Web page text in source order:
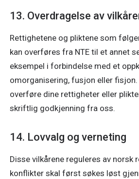
13. Overdragelse av
Rettighetene og pliktene som
kan overføres fra NTE til et annet
eksempel i forbindelse med et
omorganisering, fusjon eller fisjon.
overføre dine rettigheter eller
skriftlig godkjenning fra oss.
14. Lovvalg og verneting
Disse vilkårene reguleres av norsk
konflikter skal først søkes løst